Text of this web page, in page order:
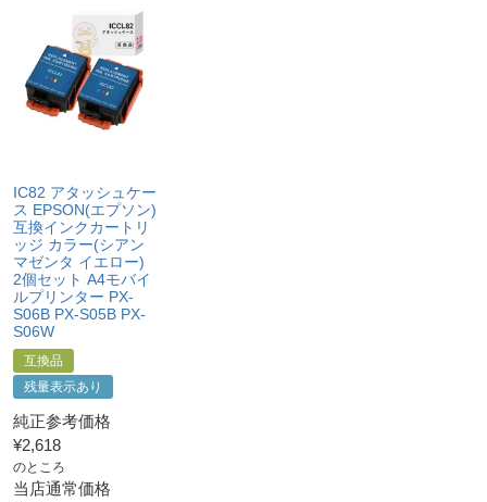
こと
・当店で定めた保証期間（ご購入日から1年間）を過ぎ
る前に当店へご連絡をいただくこと
・返品理由が「不要になったから」「注文を間違えた」
等お客様都合ではないこと
【適用条件】
・修理に出される前に、必ず当店へご連絡をいただくこ
と。
・プリンター本体が保証期間内であることを証明できる
書類（保証書や領収書など）をご提示いただくこと。
・当店の商品が原因でプリンターが故障したことがわか
ものではないこと。
・メーカーの出張修理を依頼されてないこと。
IC82 アタッシュケー
ス EPSON(エプソン)
互換インクカートリ
ッジ カラー(シアン
マゼンタ イエロー)
2個セット A4モバイ
ルプリンター PX-
S06B PX-S05B PX-
S06W
互換品
残量表示あり
純正参考価格
¥2,618
のところ
当店通常価格